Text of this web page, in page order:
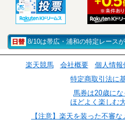
8/10は帯広・浦和の特定レース
楽天競馬 会社概要 個人情報
特定商取引法に
馬券は20歳にな
ほどよく楽しむ
【注意】楽天を装った不審